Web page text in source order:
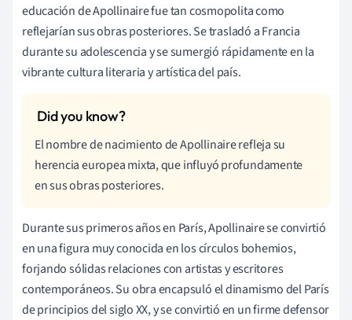
educación de Apollinaire fue tan cosmopolita como
reflejarían sus obras posteriores. Se trasladó a Francia
durante su adolescencia y se sumergió rápidamente en la
vibrante cultura literaria y artística del país.
El nombre de nacimiento de Apollinaire refleja su
herencia europea mixta, que influyó profundamente
en sus obras posteriores.
Durante sus primeros años en París, Apollinaire se convirtió
en una figura muy conocida en los círculos bohemios,
forjando sólidas relaciones con artistas y escritores
contemporáneos. Su obra encapsuló el dinamismo del París
de principios del siglo XX, y se convirtió en un firme defensor